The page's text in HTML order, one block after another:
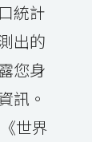
統計
出的
您身
訊。
世界